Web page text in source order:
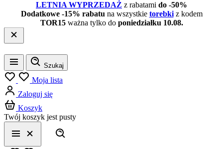
LETNIA WYPRZEDAŻ z rabatami do -50%
Dodatkowe -15% rabatu na wszystkie torebkiz kodem
TOR15 ważna tylko do poniedziałku 10.08.
Menu
Szukaj
Moja lista
Zaloguj się
Koszyk
Twój koszyk jest pusty
Menu
Zamknij